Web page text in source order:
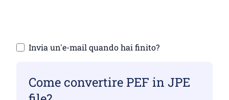
Invia un'e-mail quando hai finito?
Come convertire PEF in JPE